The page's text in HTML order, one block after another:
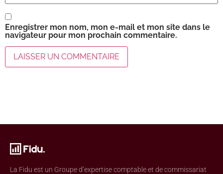
Enregistrer mon nom, mon e-mail et mon site dans le
navigateur pour mon prochain commentaire.
La Fidu est un Groupe d’expertise comptable et de commissariat